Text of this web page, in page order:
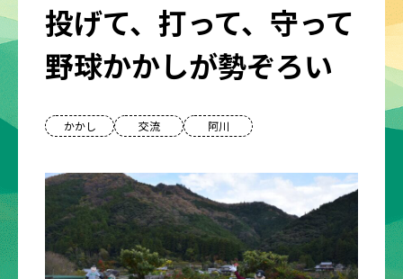
投げて、打って、守って
野球かかしが勢ぞろい
かかし 交流 阿川